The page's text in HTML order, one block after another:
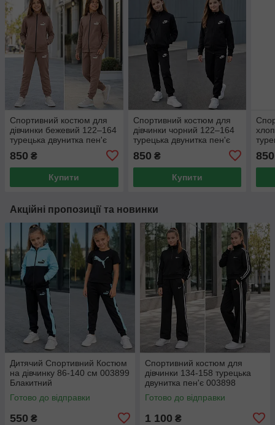
Спортивний костюм для
дівчинки бежевий 122–164
турецька двунитка пен'є
850 ₴
Купити
Спортивний костюм для
дівчинки чорний 122–164
турецька двунитка пен'є
850 ₴
Купити
850
Акційні пропозиції та новинки
Дитячий Спортивний Костюм
на дівчинку 86-140 см 003899
Блакитний
Готово до відправки
550 ₴
Спортивний костюм для
дівчинки 134-158 турецька
двунитка пен'є 003898
Готово до відправки
1 100 ₴